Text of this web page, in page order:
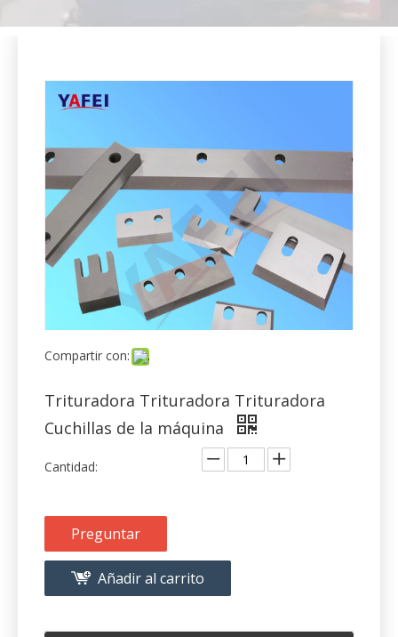
Compartir con:
Trituradora Trituradora Trituradora
Cuchillas de la máquina
Cantidad:
Preguntar
Añadir al carrito